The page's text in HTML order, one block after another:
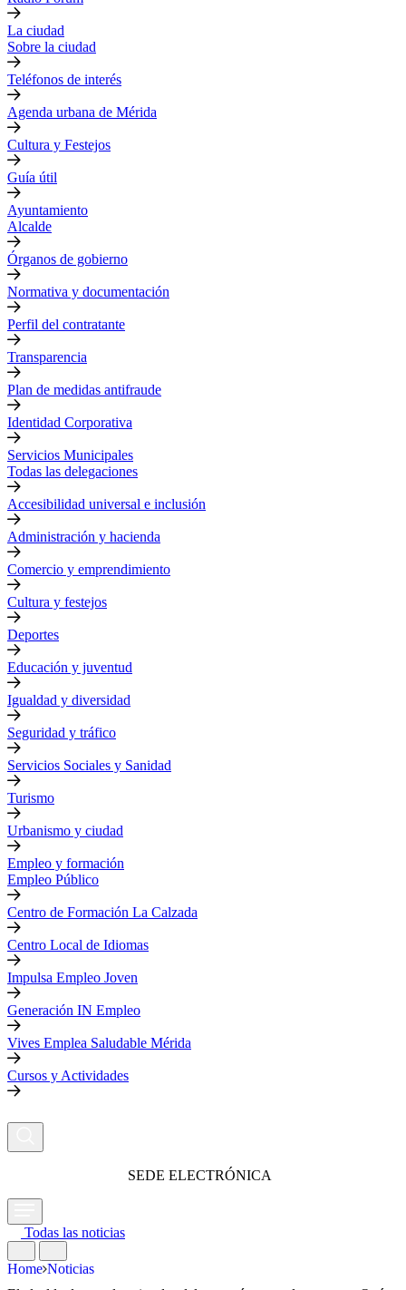
La ciudad
Sobre la ciudad
Teléfonos de interés
Agenda urbana de Mérida
Cultura y Festejos
Guía útil
Ayuntamiento
Alcalde
Órganos de gobierno
Normativa y documentación
Perfil del contratante
Transparencia
Plan de medidas antifraude
Identidad Corporativa
Servicios Municipales
Todas las delegaciones
Accesibilidad universal e inclusión
Administración y hacienda
Comercio y emprendimiento
Cultura y festejos
Deportes
Educación y juventud
Igualdad y diversidad
Seguridad y tráfico
Servicios Sociales y Sanidad
Turismo
Urbanismo y ciudad
Empleo y formación
Empleo Público
Centro de Formación La Calzada
Centro Local de Idiomas
Impulsa Empleo Joven
Generación IN Empleo
Vives Emplea Saludable Mérida
Cursos y Actividades
SEDE ELECTRÓNICA
Todas las noticias
Home Noticias